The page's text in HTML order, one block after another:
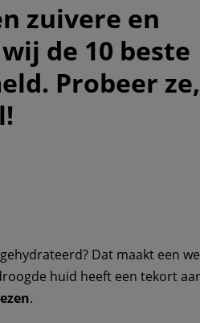
zuivere en
de 10 beste
Probeer
Dat maakt een
huid heeft een tekort
.